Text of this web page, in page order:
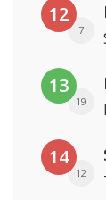
12
7
13
19
14
12